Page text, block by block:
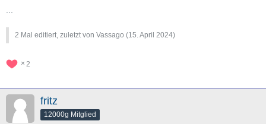
2 Mal editiert, zuletzt von Vassago (15. April 2024)
2
fritz
12000g Mitglied